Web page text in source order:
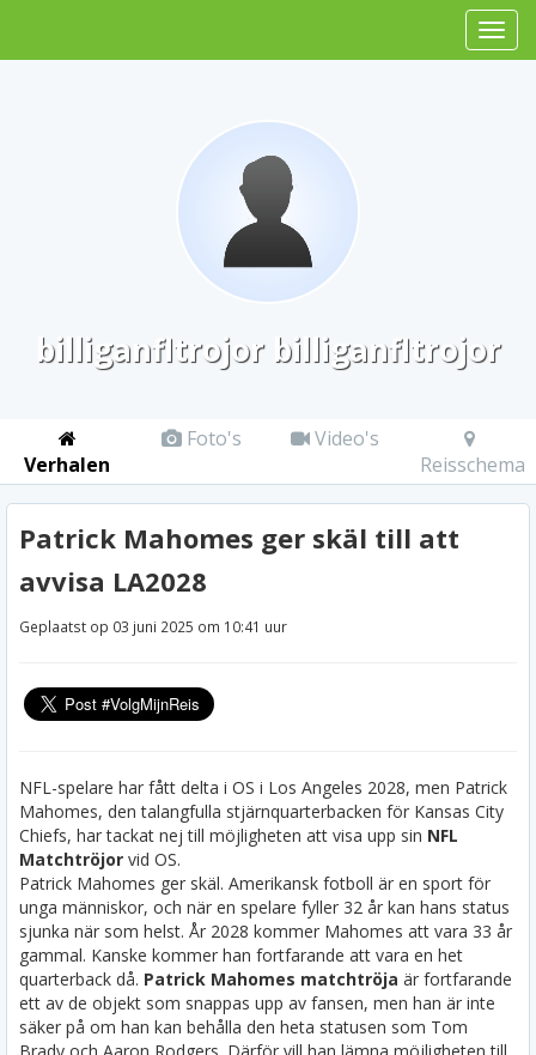
billiganfltrojor billiganfltrojor
Verhalen
Foto's
Video's
Reisschema
Patrick Mahomes ger skäl till att
avvisa LA2028
Geplaatst op 03 juni 2025 om 10:41 uur
NFL-spelare har fått delta i OS i Los Angeles 2028, men Patrick
Mahomes, den talangfulla stjärnquarterbacken för Kansas City
Chiefs, har tackat nej till möjligheten att visa upp sin NFL
Matchtröjor vid OS.
Patrick Mahomes ger skäl. Amerikansk fotboll är en sport för
unga människor, och när en spelare fyller 32 år kan hans status
sjunka när som helst. År 2028 kommer Mahomes att vara 33 år
gammal. Kanske kommer han fortfarande att vara en het
quarterback då. Patrick Mahomes matchtröja är fortfarande
ett av de objekt som snappas upp av fansen, men han är inte
säker på om han kan behålla den heta statusen som Tom